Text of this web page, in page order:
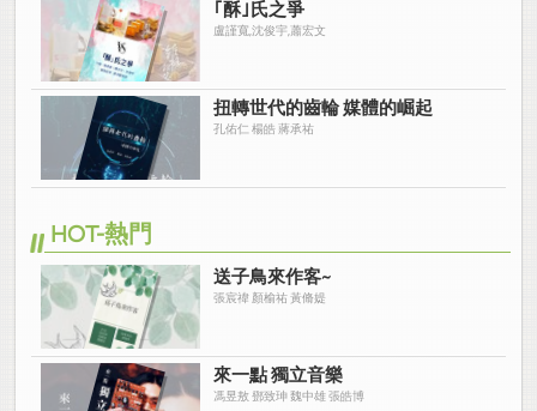
｢酥｣氏之爭
盧謹寬,沈俊宇,蕭宏文
扭轉世代的齒輪 媒體的崛起
孔佑仁 楊皓 蔣承祐
HOT-熱門
送子鳥來作客~
張宸禕 顏榆祐 黃脩媞
來一點 獨立音樂
馮昱敖 鄧致珅 魏中雄 張皓博